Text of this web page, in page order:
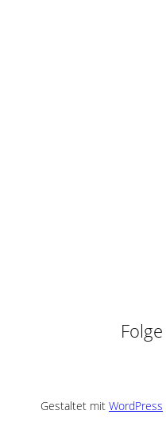
Folge
Gestaltet mit WordPress